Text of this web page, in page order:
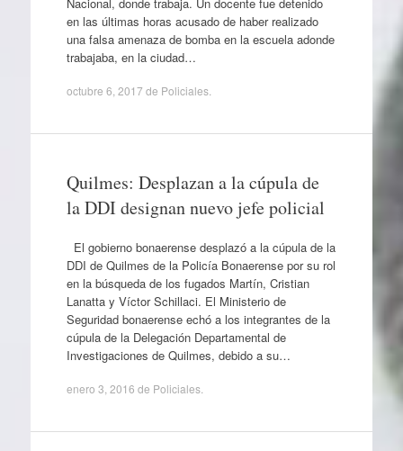
en las últimas horas acusado de haber realizado
una falsa amenaza de bomba en la escuela adonde
trabajaba, en la ciudad…
octubre 6, 2017 de Policiales.
Quilmes: Desplazan a la cúpula de
la DDI designan nuevo jefe policial
El gobierno bonaerense desplazó a la cúpula de la
DDI de Quilmes de la Policía Bonaerense por su rol
en la búsqueda de los fugados Martín, Cristian
Lanatta y Víctor Schillaci. El Ministerio de
Seguridad bonaerense echó a los integrantes de la
cúpula de la Delegación Departamental de
Investigaciones de Quilmes, debido a su…
enero 3, 2016 de Policiales.